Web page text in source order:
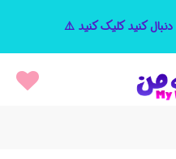
دنبال کنید کلیک کنید ⚠️